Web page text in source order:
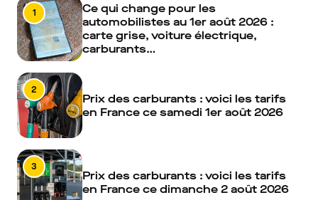
1
Ce qui change pour les
automobilistes au 1er août 2026 :
carte grise, voiture électrique,
carburants…
2
Prix des carburants : voici les tarifs
en France ce samedi 1er août 2026
3
Prix des carburants : voici les tarifs
en France ce dimanche 2 août 2026